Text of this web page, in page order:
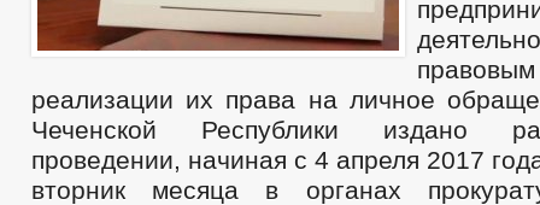
реализации их права на личное
Чеченской Республики издано
проведении, начиная с 4 апреля 2017
вторник месяца в органах